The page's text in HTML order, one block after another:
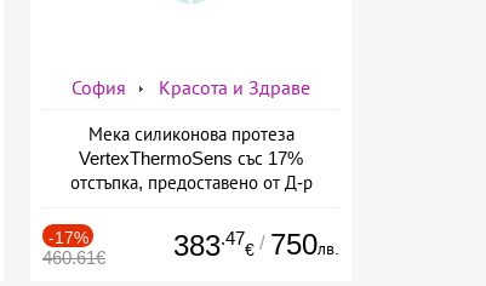
София Красота и Здраве
Мека силиконова протеза
VertexThermoSens със 17%
отстъпка, предоставено от Д-р
-17%
460.61€ 383.47
€ / 750лв.